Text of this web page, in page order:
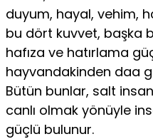
duyum, hayal, vehim,
bu dört kuvvet, başka
hafıza ve hatırlama
hayvandakinden daa
Bütün bunlar, salt
canlı olmak yönüyle
güçlü bulunur.